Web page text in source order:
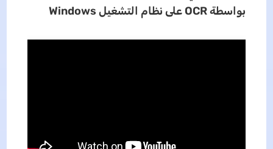
بواسطةOCR على نظام التشغيل Windows